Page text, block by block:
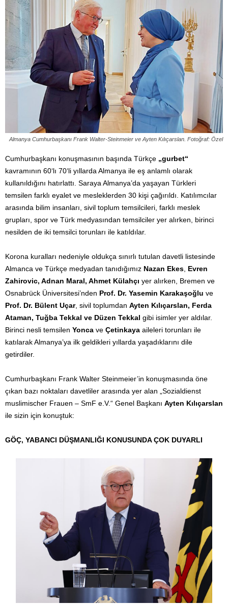
Almanya Cumhurbaşkanı Frank Walter-Steinmeier ve Ayten Kılıçarslan. Fotoğraf: Özel
Cumhurbaşkanı konuşmasının başında Türkçe „gurbet“
kavramının 60‘lı 70‘li yıllarda Almanya ile eş anlamlı olarak
kullanıldığını hatırlattı. Saraya Almanya’da yaşayan Türkleri
temsilen farklı eyalet ve mesleklerden 30 kişi çağırıldı. Katılımcılar
arasında bilim insanları, sivil toplum temsilcileri, farklı meslek
grupları, spor ve Türk medyasından temsilciler yer alırken, birinci
nesilden de iki temsilci torunları ile katıldılar.
Korona kuralları nedeniyle oldukça sınırlı tutulan davetli listesinde
Almanca ve Türkçe medyadan tanıdığımız Nazan Ekes Evren
Zahirovic, Adnan Maral, Ahmet Külahçı yer alırken, Bremen ve
Osnabrück Üniversitesi’nden Prof. Dr. Yasemin Karakaşoğlu ve
Prof. Dr. Bülent Uçar, sivil toplumdan Ayten Kılıçarslan, Ferda
Ataman, Tuğba Tekkal ve Düzen Tekkal gibi isimler yer aldılar.
Birinci nesli temsilen Yonca ve Çetinkaya aileleri torunları ile
katılarak Almanya’ya ilk geldikleri yıllarda yaşadıklarını dile
getirdiler.
Cumhurbaşkanı Frank Walter Steinmeier’in konuşmasında öne
çıkan bazı noktaları davetliler arasında yer alan „Sozialdienst
muslimischer Frauen – SmF e.V.“ Genel Başkanı Ayten Kılıçarslan
ile sizin için konuştuk:
GÖÇ, YABANCI DÜŞMANLIĞI KONUSUNDA ÇOK DUYARLI